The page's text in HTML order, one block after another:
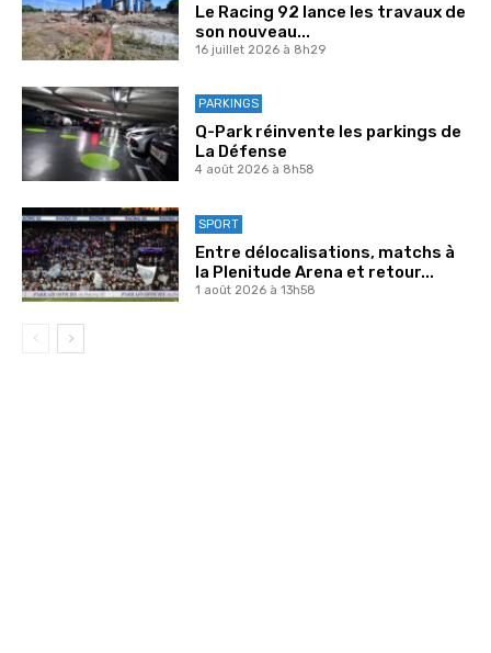
Le Racing 92 lance les travaux de
son nouveau...
16 juillet 2026 à 8h29
PARKINGS
Q-Park réinvente les parkings de
La Défense
4 août 2026 à 8h58
SPORT
Entre délocalisations, matchs à
la Plenitude Arena et retour...
1 août 2026 à 13h58